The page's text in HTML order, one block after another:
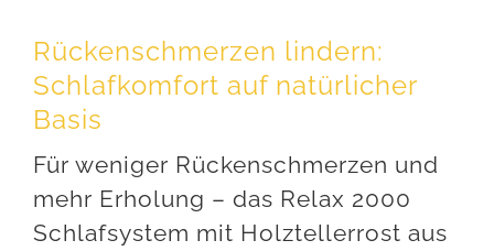
Rückenschmerzen lindern:
Schlafkomfort auf natürlicher
Basis
Für weniger Rückenschmerzen und
mehr Erholung – das Relax 2000
Schlafsystem mit Holztellerrost aus